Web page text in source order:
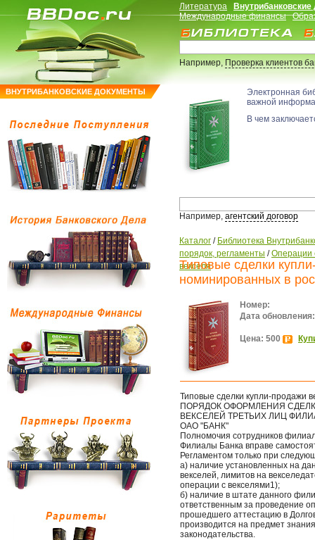
ВНУТРИБАНКОВСКИЕ ДОКУМЕНТЫ
Литература
Международные финансы
Например,Проверка клиентов
Электронная
важной
В чем
Например, агентский договор
Каталог / Библиотека
порядок, регламенты /Операции
векселя
Типовые сделки
номинированных в
Номер:
Дата обновления:
Цена: 500
Типовые сделки купли-продажи
ПОРЯДОК ОФОРМЛЕНИЯ
ВЕКСЕЛЕЙ ТРЕТЬИХ ЛИЦ
ОАО "БАНК"
Полномочия сотрудников
Филиалы Банка вправе
Регламентом только при
а) наличие установленных на
векселей, лимитов на
операции с векселями1);
б) наличие в штате данного
ответственным за проведение
прошедшего аттестацию в
производится на предмет
законодательства.